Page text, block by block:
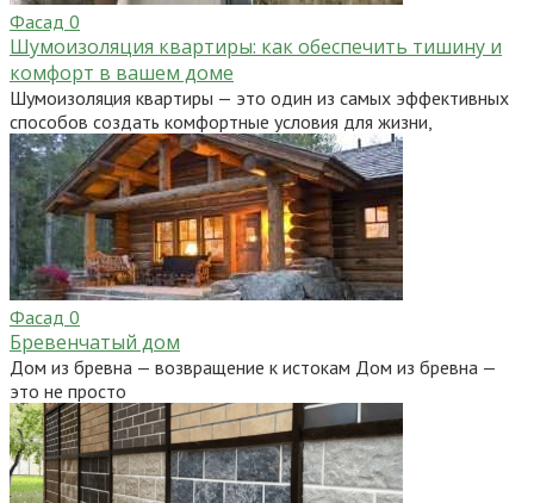
Фасад 0
Шумоизоляция квартиры: как обеспечить тишину и
комфорт в вашем доме
Шумоизоляция квартиры — это один из самых эффективных
способов создать комфортные условия для жизни,
Фасад 0
Бревенчатый дом
Дом из бревна — возвращение к истокам Дом из бревна —
это не просто